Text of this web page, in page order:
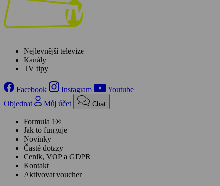
Nejlevnější televize
Kanály
TV tipy
Facebook Instagram
Youtube
Objednat
Můj účet Chat
Formula 1®
Jak to funguje
Novinky
Časté dotazy
Ceník, VOP a GDPR
Kontakt
Aktivovat voucher